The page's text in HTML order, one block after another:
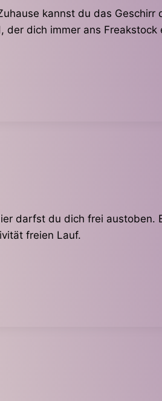
kannst du das
dich immer ans Freakstock
darfst du dich frei austoben.
freien Lauf.